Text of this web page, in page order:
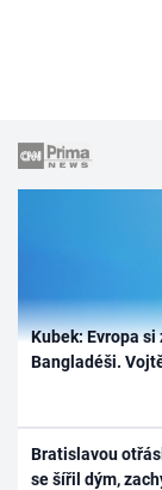
Kubek: Evropa
Bangladéši.
Bratislavou
se šířil dým,